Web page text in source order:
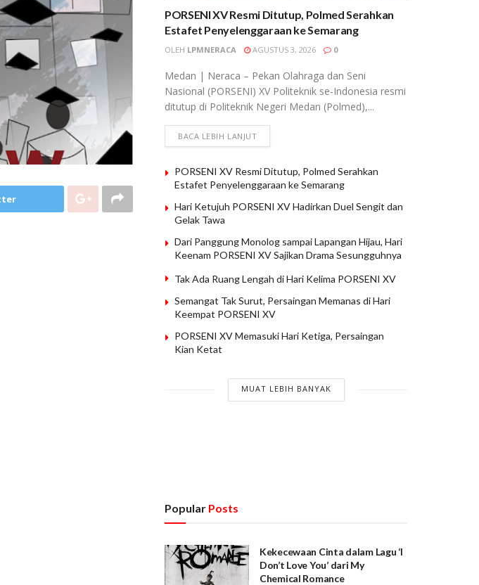
PORSENI XV Resmi Ditutup, Polmed Serahkan
Estafet Penyelenggaraan ke Semarang
OLEH LPMNERACA AGUSTUS 3, 2026 0
Medan | Neraca – Pekan Olahraga dan Seni
Nasional (PORSENI) XV Politeknik se-Indonesia resmi
ditutup di Politeknik Negeri Medan (Polmed),...
BACA LEBIH LANJUT
PORSENI XV Resmi Ditutup, Polmed Serahkan
Estafet Penyelenggaraan ke Semarang
Hari Ketujuh PORSENI XV Hadirkan Duel Sengit dan
Gelak Tawa
Dari Panggung Monolog sampai Lapangan Hijau, Hari
Keenam PORSENI XV Sajikan Drama Sesungguhnya
Tak Ada Ruang Lengah di Hari Kelima PORSENI XV
Semangat Tak Surut, Persaingan Memanas di Hari
Keempat PORSENI XV
PORSENI XV Memasuki Hari Ketiga, Persaingan
Kian Ketat
MUAT LEBIH BANYAK
Popular Posts
Kekecewaan Cinta dalam Lagu ‘I
Don’t Love You’ dari My
Chemical Romance